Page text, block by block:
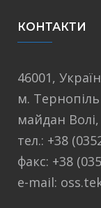
КОНТАКТИ
46001,
м. Тернопіль
майдан
тел.: +38
факс: +38
e-mail: